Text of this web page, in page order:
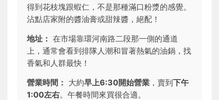
得到花枝塊跟蝦仁，不是那種滿口粉漿的感覺。
沾點店家附的醬油膏或甜辣醬，絕配！
地址： 在市場靠環河南路二段那一側的通道
上，通常會看到排隊人潮和冒著熱氣的油鍋，找
香氣和人群最快！
營業時間： 大約早上6:30開始營業 ，賣到下午
1:00左右。午餐時間來買很合適。